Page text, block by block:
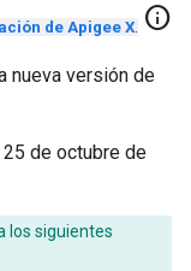
de Apigee X. info
nueva versión de
de octubre de
los siguientes